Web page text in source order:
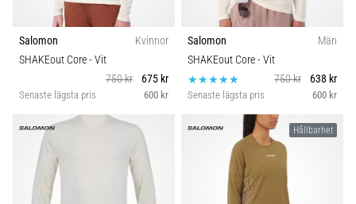
Symptom,
orsaker
och
behandling
Upplever
skarp
hälsmärta
under
eller
efter
Salomon
Kvinnor
SHAKEout Core- Vit
750 kr
675 kr
Senaste lägsta pris 600 kr
Salomon
Män
SHAKEout Core- Vit
750 kr
638 kr
Senaste lägsta pris 600 kr
Hållbarhet